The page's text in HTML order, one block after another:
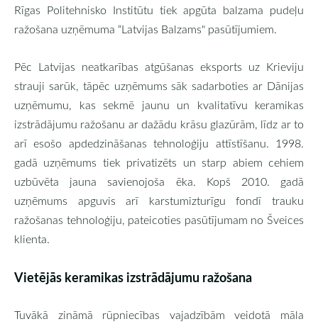
Rīgas Politehnisko Institūtu tiek apgūta balzama pudeļu
ražošana uzņēmuma “Latvijas Balzams" pasūtījumiem.
Pēc Latvijas neatkarības atgūšanas eksports uz Krieviju
strauji sarūk, tāpēc uzņēmums sāk sadarboties ar Dānijas
uzņēmumu, kas sekmē jaunu un kvalitatīvu keramikas
izstrādājumu ražošanu ar dažādu krāsu glazūrām, līdz ar to
arī esošo apdedzināšanas tehnoloģiju attīstīšanu. 1998.
gadā uzņēmums tiek privatizēts un starp abiem cehiem
uzbūvēta jauna savienojoša ēka. Kopš 2010. gadā
uzņēmums apguvis arī karstumizturīgu fondī trauku
ražošanas tehnoloģiju, pateicoties pasūtījumam no Šveices
klienta.
Vietējās keramikas izstrādājumu ražošana
Tuvākā zināmā rūpniecības vajadzībām veidotā māla